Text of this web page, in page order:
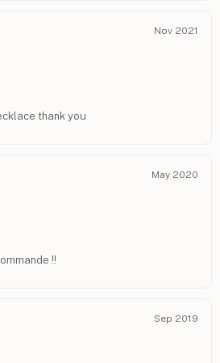
Nov 2021
thank you
May 2020
!!
Sep 2019